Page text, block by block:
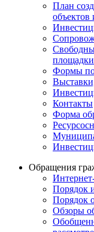
План
объектов
площадки
Формы
Контакты
Форма
Обращения
Порядок
Порядок
Обзоры